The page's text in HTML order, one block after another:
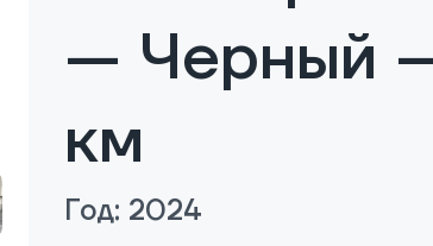
— Черный
км
Год: 2024